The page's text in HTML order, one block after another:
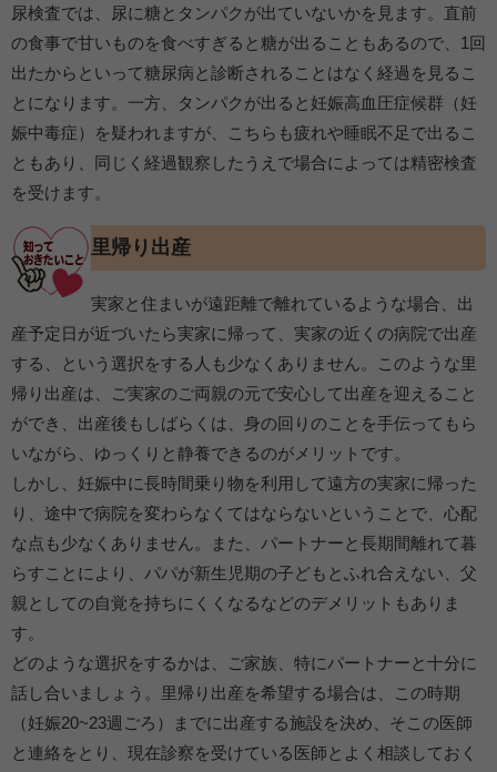
尿検査では、尿に糖とタンパクが出ていないかを見ます。直前
の食事で甘いものを食べすぎると糖が出ることもあるので、1回
出たからといって糖尿病と診断されることはなく経過を見るこ
とになります。一方、タンパクが出ると妊娠高血圧症候群（妊
娠中毒症）を疑われますが、こちらも疲れや睡眠不足で出るこ
ともあり、同じく経過観察したうえで場合によっては精密検査
を受けます。
里帰り出産
実家と住まいが遠距離で離れているような場合、出
産予定日が近づいたら実家に帰って、実家の近くの病院で出産
する、という選択をする人も少なくありません。このような里
帰り出産は、ご実家のご両親の元で安心して出産を迎えること
ができ、出産後もしばらくは、身の回りのことを手伝ってもら
いながら、ゆっくりと静養できるのがメリットです。
しかし、妊娠中に長時間乗り物を利用して遠方の実家に帰った
り、途中で病院を変わらなくてはならないということで、心配
な点も少なくありません。また、パートナーと長期間離れて暮
らすことにより、パパが新生児期の子どもとふれ合えない、父
親としての自覚を持ちにくくなるなどのデメリットもありま
す。
どのような選択をするかは、ご家族、特にパートナーと十分に
話し合いましょう。里帰り出産を希望する場合は、この時期
（妊娠20~23週ごろ）までに出産する施設を決め、そこの医師
と連絡をとり、現在診察を受けている医師とよく相談しておく